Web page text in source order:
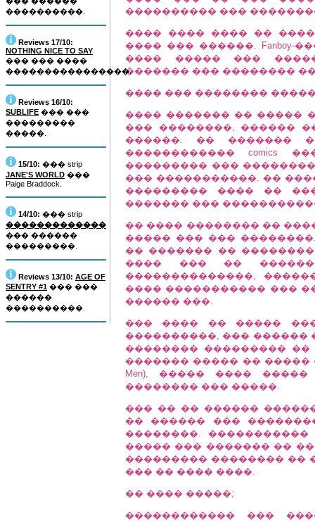
����������.
Reviews 17/10:
NOTHING NICE TO SAY
��� ��� ����
����������������.
Reviews 16/10:
SUBLIFE ��� ���
���������
�����.
15/10: ��� strip
JANE'S WORLD ���
Paige Braddock.
14/10: ��� strip
�������������
��� ������
���������.
Reviews 13/10: AGE OF
SENTRY #1 ��� ���
������
����������.
���������� ���
���� ���� ���� ��
���� ��� ������. Fanboy-
���� ����� ���
������� ��� �������� ���
���� ��� �������� �������
���� ������� �� �����
��� ��������, ������
������. �� �������
������������ comics
��������� ���
��� �����������. ��
��������� ���� ��
������� ���
�� ���� �������� ��
����� ��� ���
�� ������� ��
���� ��� ��
��������������,
���� ����������� ���
������ ���.
��� ���� �� �����
����������, ��� ������
�������� ���������
������� ����� �� �����
Men), ����� ����
�������� ��� �����.
��� �� �� ������
�� ������ ���
��������.
����� ��� ������� ��
��������� �������� ��
��� �� ���� ����.
�� ���� �����;
������������ ���